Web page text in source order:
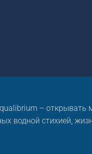
–
водной стихией,